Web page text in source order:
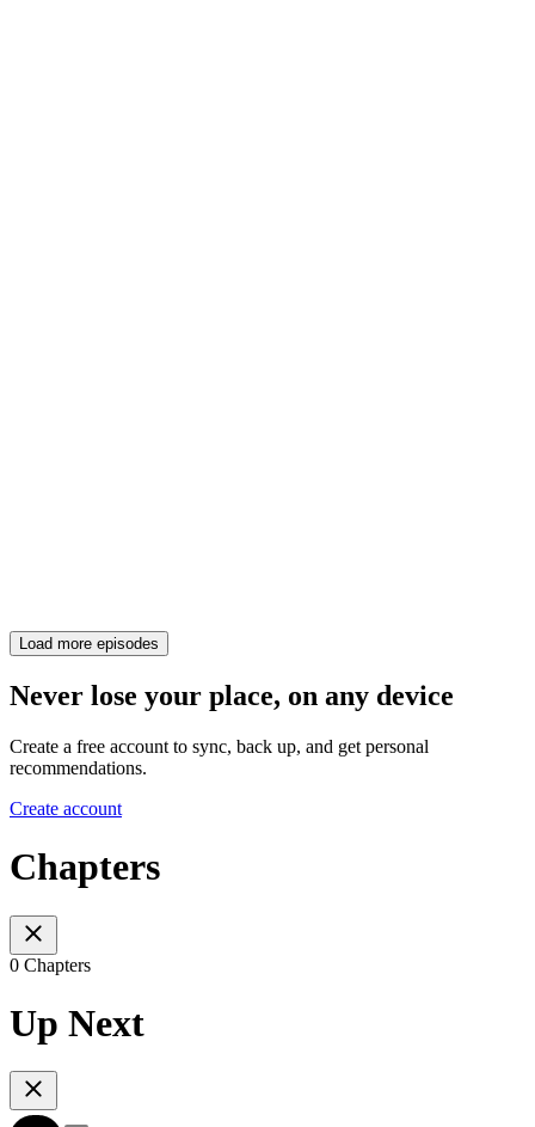
Load more episodes
Never lose your place, on any device
Create a free account to sync, back up, and get personal
recommendations.
Create account
Chapters
0 Chapters
Up Next